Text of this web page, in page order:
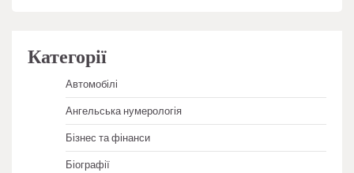
Категорії
Автомобілі
Ангельська нумерологія
Бізнес та фінанси
Біографії